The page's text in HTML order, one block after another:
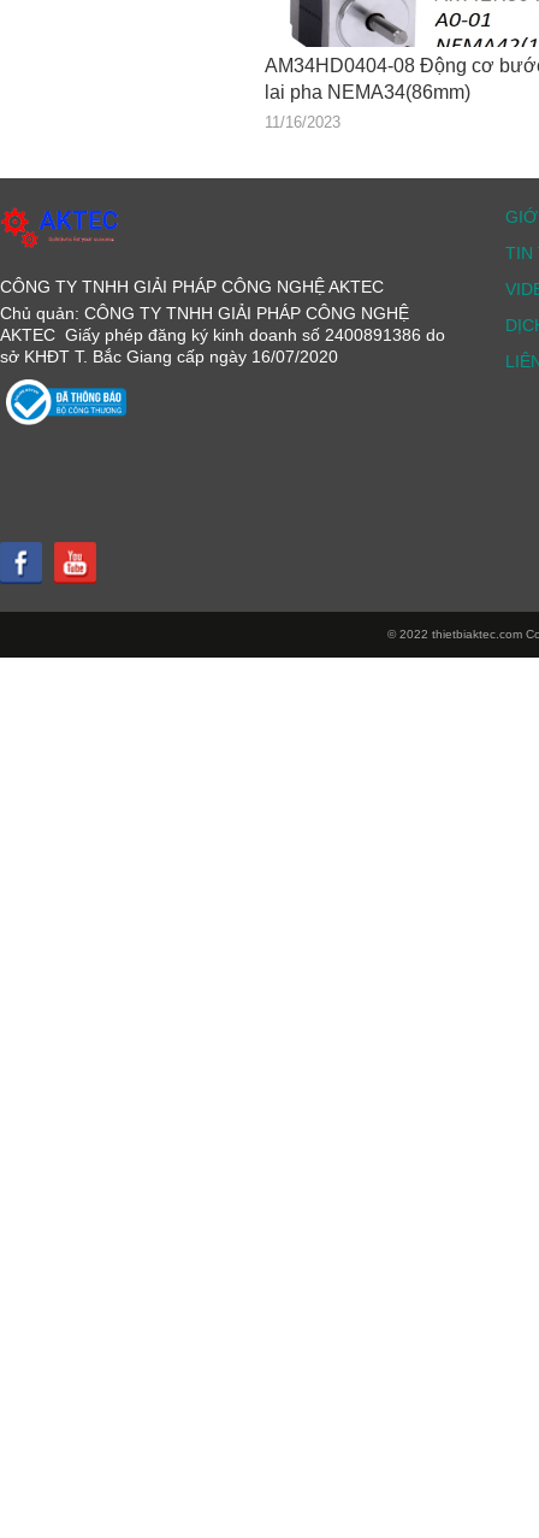
AM34HD0404-08 Động cơ
lai pha NEMA34(86mm)
11/16/2023
CÔNG TY TNHH GIẢI PHÁP CÔNG NGHỆ AKTEC
Chủ quản: CÔNG TY TNHH GIẢI PHÁP CÔNG NGHỆ
AKTEC Giấy phép đăng ký kinh doanh số 2400891386 do
sở KHĐT T. Bắc Giang cấp ngày 16/07/2020
TIN
© 2022 thietbiaktec.com